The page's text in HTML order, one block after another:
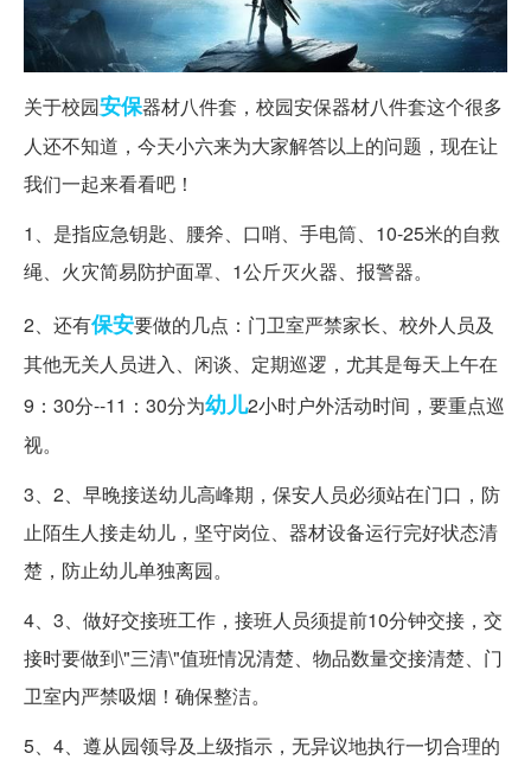
关于校园安保器材八件套，校园安保器材八件套这个很多
人还不知道，今天小六来为大家解答以上的问题，现在让
我们一起来看看吧！
1、是指应急钥匙、腰斧、口哨、手电筒、10-25米的自救
绳、火灾简易防护面罩、1公斤灭火器、报警器。
2、还有保安要做的几点：门卫室严禁家长、校外人员及
其他无关人员进入、闲谈、定期巡逻，尤其是每天上午在
9：30分--11：30分为幼儿2小时户外活动时间，要重点巡
视。
3、2、早晚接送幼儿高峰期，保安人员必须站在门口，防
止陌生人接走幼儿，坚守岗位、器材设备运行完好状态清
楚，防止幼儿单独离园。
4、3、做好交接班工作，接班人员须提前10分钟交接，交
接时要做到\"三清\"值班情况清楚、物品数量交接清楚、门
卫室内严禁吸烟！确保整洁。
5、4、遵从园领导及上级指示，无异议地执行一切合理的